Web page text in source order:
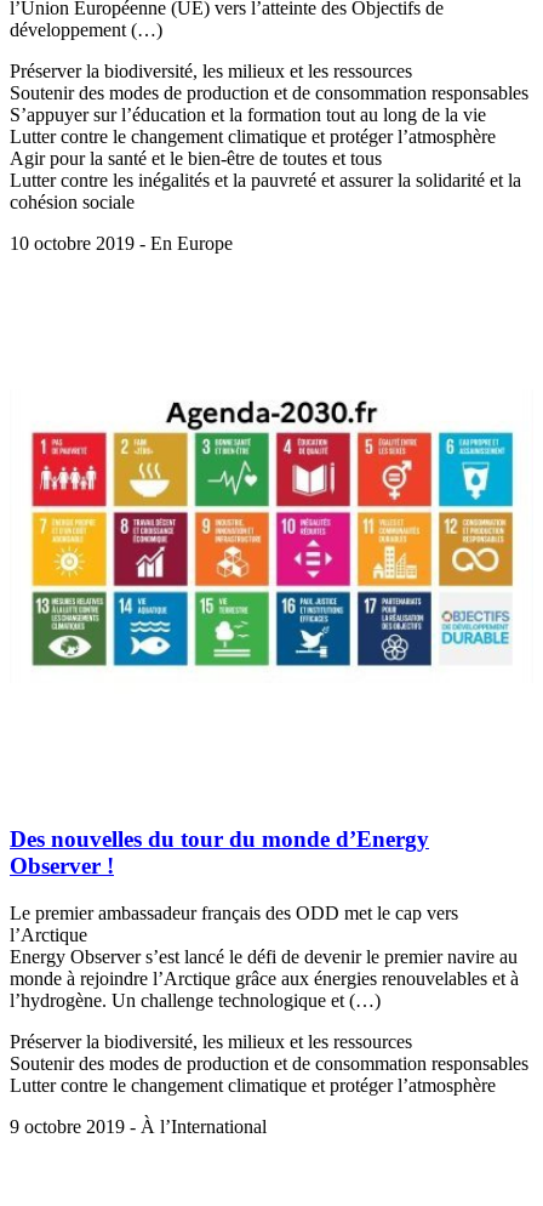
l’Union Européenne (UE) vers l’atteinte des Objectifs de
développement (…)
Préserver la biodiversité, les milieux et les ressources
Soutenir des modes de production et de consommation responsables
S’appuyer sur l’éducation et la formation tout au long de la vie
Lutter contre le changement climatique et protéger l’atmosphère
Agir pour la santé et le bien-être de toutes et tous
Lutter contre les inégalités et la pauvreté et assurer la solidarité et la
cohésion sociale
10 octobre 2019 - En Europe
Des nouvelles du tour du monde d’Energy
Observer !
Le premier ambassadeur français des ODD met le cap vers
l’Arctique
Energy Observer s’est lancé le défi de devenir le premier navire au
monde à rejoindre l’Arctique grâce aux énergies renouvelables et à
l’hydrogène. Un challenge technologique et (…)
Préserver la biodiversité, les milieux et les ressources
Soutenir des modes de production et de consommation responsables
Lutter contre le changement climatique et protéger l’atmosphère
9 octobre 2019 - À l’International